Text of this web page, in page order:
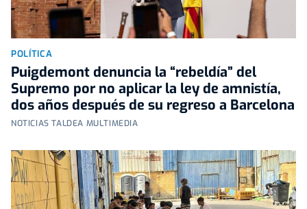
POLÍTICA
Puigdemont denuncia la “rebeldía” del
Supremo por no aplicar la ley de amnistía,
dos años después de su regreso a Barcelona
NOTICIAS TALDEA MULTIMEDIA